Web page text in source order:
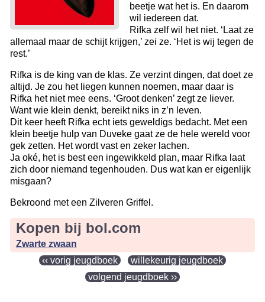
beetje wat het is. En daarom
wil iedereen dat.
Rifka zelf wil het niet. ‘Laat ze
allemaal maar de schijt krijgen,’ zei ze. ‘Het is wij tegen de
rest.’
Rifka is de king van de klas. Ze verzint dingen, dat doet ze
altijd. Je zou het liegen kunnen noemen, maar daar is
Rifka het niet mee eens. ‘Groot denken’ zegt ze liever.
Want wie klein denkt, bereikt niks in z’n leven.
Dit keer heeft Rifka echt iets geweldigs bedacht. Met een
klein beetje hulp van Duveke gaat ze de hele wereld voor
gek zetten. Het wordt vast en zeker lachen.
Ja oké, het is best een ingewikkeld plan, maar Rifka laat
zich door niemand tegenhouden. Dus wat kan er eigenlijk
misgaan?
Bekroond met een Zilveren Griffel.
Kopen bij bol.com
Zwarte zwaan
‹‹ vorig jeugdboek
willekeurig jeugdboek
volgend jeugdboek ››